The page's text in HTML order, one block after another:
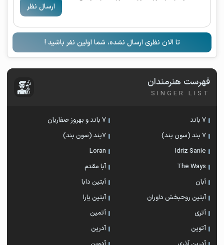
ارسال نظر
تا الان نظری ارسال نشده، شما اولین نفر باشید !
فهرست هنرمندان
SINGER LIST
7 باند
7 باند و بهروز صفاریان
7 بند (سون بند)
۷بند (سون بند)
Idriz Sanie
Loran
The Ways
آبا مقدم
آبان
آبتین دابا
آبتین روحبخش داوران
آبتین یارا
آتری
آتمین
آتوین
آدرین